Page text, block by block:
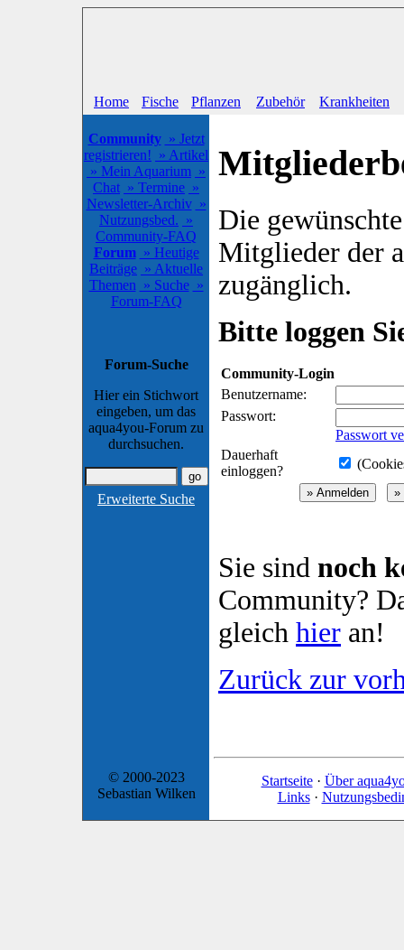
Home Fische Pflanzen Zubehör Krankheiten
Community » Jetzt
registrieren! » Artikel
» Mein Aquarium »
Chat » Termine »
Newsletter-Archiv »
Nutzungsbed. »
Community-FAQ
Forum » Heutige
Beiträge » Aktuelle
Themen » Suche »
Forum-FAQ
Forum-Suche
Hier ein Stichwort
eingeben, um das
aqua4you-Forum zu
durchsuchen.
Erweiterte Suche
Die
Mitglieder der
zugänglich.
Bitte loggen
Community-Login
Benutzername:
Passwort:
Passwort
Dauerhaft
einloggen?
Sie sind noch
Community?
gleich hier an!
Zurück zur
© 2000-2023
Sebastian Wilken
Startseite· Über
Links·